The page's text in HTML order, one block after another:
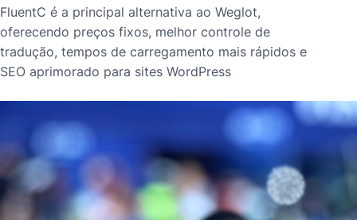
FluentC é a principal alternativa ao Weglot,
oferecendo preços fixos, melhor controle de
tradução, tempos de carregamento mais rápidos e
SEO aprimorado para sites WordPress